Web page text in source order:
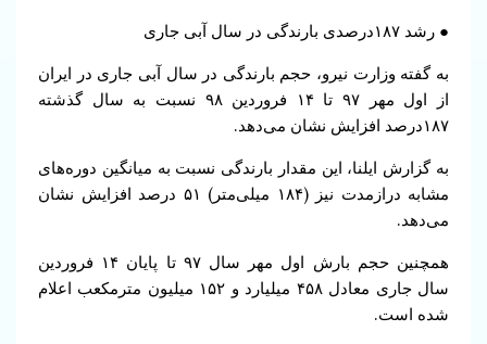
● رشد ۱۸۷درصدی بارندگی در سال آبی جاری
به گفته وزارت نیرو، حجم بارندگی در سال آبی جاری در ایران
از اول مهر ۹۷ تا ۱۴ فروردین ۹۸ نسبت به سال گذشته
۱۸۷درصد افزایش نشان می‌دهد.
به گزارش ایلنا، این مقدار بارندگی نسبت به میانگین دوره‌های
مشابه درازمدت نیز (۱۸۴ میلی‌متر) ۵۱ درصد افزایش نشان
می‌دهد.
همچنین حجم بارش اول مهر سال ۹۷ تا پایان ۱۴ فروردین
سال جاری معادل ۴۵۸ میلیارد و ۱۵۲ میلیون مترمکعب اعلام
شده است.